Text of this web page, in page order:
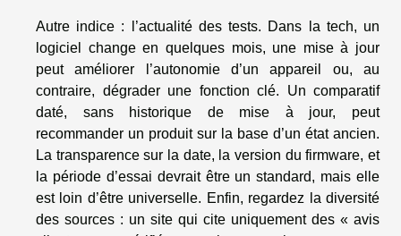
Autre indice : l’actualité des tests. Dans la tech, un
logiciel change en quelques mois, une mise à jour
peut améliorer l’autonomie d’un appareil ou, au
contraire, dégrader une fonction clé. Un comparatif
daté, sans historique de mise à jour, peut
recommander un produit sur la base d’un état ancien.
La transparence sur la date, la version du firmware, et
la période d’essai devrait être un standard, mais elle
est loin d’être universelle. Enfin, regardez la diversité
des sources : un site qui cite uniquement des « avis